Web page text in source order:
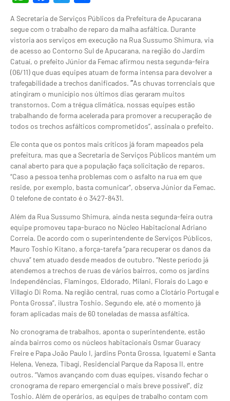
A Secretaria de Serviços Públicos da Prefeitura de Apucarana
segue com o trabalho de reparo da malha asfáltica. Durante
vistoria aos serviços em execução na Rua Sussumo Shimura, via
de acesso ao Contorno Sul de Apucarana, na região do Jardim
Catuaí, o prefeito Júnior da Femac afirmou nesta segunda-feira
(06/11) que duas equipes atuam de forma intensa para devolver a
trafegabilidade a trechos danificados. “As chuvas torrenciais que
atingiram o município nos últimos dias geraram muitos
transtornos. Com a trégua climática, nossas equipes estão
trabalhando de forma acelerada para promover a recuperação de
todos os trechos asfálticos comprometidos”, assinala o prefeito.
Ele conta que os pontos mais críticos já foram mapeados pela
prefeitura, mas que a Secretaria de Serviços Públicos mantém um
canal aberto para que a população faça solicitação de reparos.
“Caso a pessoa tenha problemas com o asfalto na rua em que
reside, por exemplo, basta comunicar”, observa Júnior da Femac.
O telefone de contato é o 3427-8431.
Além da Rua Sussumo Shimura, ainda nesta segunda-feira outra
equipe promoveu tapa-buraco no Núcleo Habitacional Adriano
Correia. De acordo com o superintendente de Serviços Públicos,
Mauro Toshio Kitano, a força-tarefa “para recuperar os danos da
chuva” tem atuado desde meados de outubro. “Neste período já
atendemos a trechos de ruas de vários bairros, como os jardins
Independências, Flamingos, Eldorado, Milani, Florais do Lago e
Villagio Di Roma. Na região central, ruas como a Clotário Portugal e
Ponta Grossa”, ilustra Toshio. Segundo ele, até o momento já
foram aplicadas mais de 60 toneladas de massa asfáltica.
No cronograma de trabalhos, aponta o superintendente, estão
ainda bairros como os núcleos habitacionais Osmar Guaracy
Freire e Papa João Paulo I, jardins Ponta Grossa, Iguatemi e Santa
Helena, Veneza, Tibagi, Residencial Parque da Raposa II, entre
outros. “Vamos avançando com duas equipes, visando fechar o
cronograma de reparo emergencial o mais breve possível”, diz
Toshio. Além de operários, as equipes de trabalho contam com